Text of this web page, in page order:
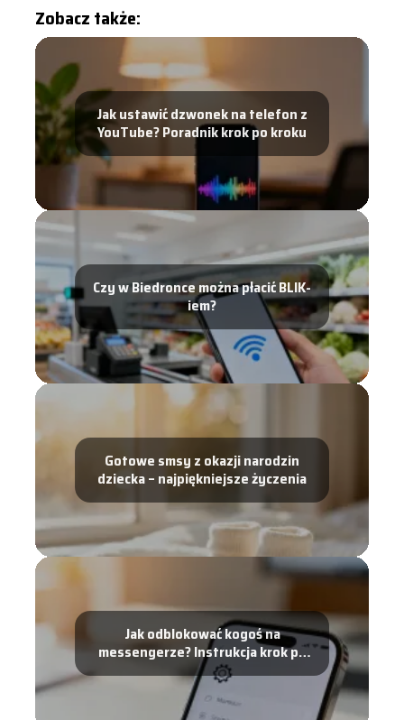
Zobacz także:
Jak ustawić dzwonek na telefon z
YouTube? Poradnik krok po kroku
Czy w Biedronce można płacić BLIK-
iem?
Gotowe smsy z okazji narodzin
dziecka – najpiękniejsze życzenia
Jak odblokować kogoś na
messengerze? Instrukcja krok po
kroku